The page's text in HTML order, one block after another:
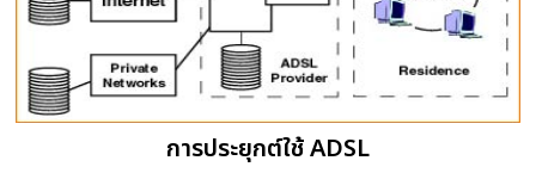
การประยุกต์ใช้ ADSL